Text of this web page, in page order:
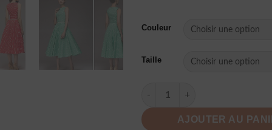
Couleur
Taille
quantité de Robe Longue À
AJOUTER AU